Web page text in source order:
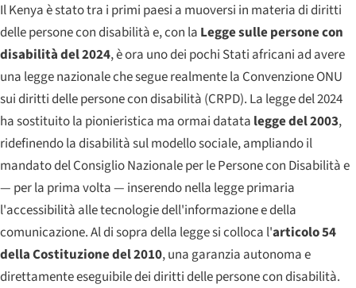
Il Kenya è stato tra i primi paesi a muoversi in materia di diritti
delle persone con disabilità e, con la Legge sulle persone con
disabilità del 2024, è ora uno dei pochi Stati africani ad avere
una legge nazionale che segue realmente la Convenzione ONU
sui diritti delle persone con disabilità (CRPD). La legge del 2024
ha sostituito la pionieristica ma ormai datata legge del 2003,
ridefinendo la disabilità sul modello sociale, ampliando il
mandato del Consiglio Nazionale per le Persone con Disabilità e
— per la prima volta — inserendo nella legge primaria
l'accessibilità alle tecnologie dell'informazione e della
comunicazione. Al di sopra della legge si colloca l'articolo 54
della Costituzione del 2010, una garanzia autonoma e
direttamente eseguibile dei diritti delle persone con disabilità.